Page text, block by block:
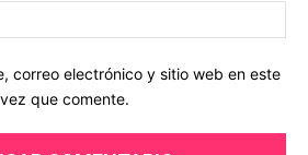
correo electrónico y sitio web en este
que comente.